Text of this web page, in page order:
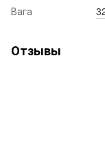
Вага
Отзывы